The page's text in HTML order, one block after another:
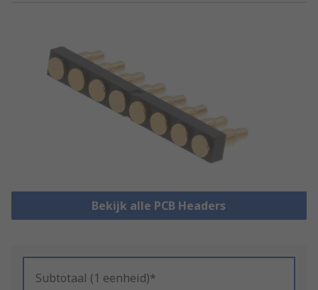
Bekijk alle PCB Headers
Subtotaal (1 eenheid)*